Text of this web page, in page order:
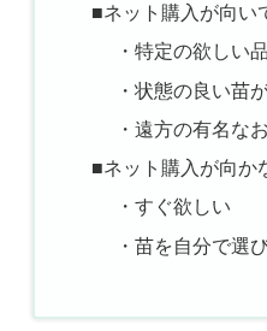
■ネット購入が向い
・特定の欲しい
・状態の良い苗
・遠方の有名な
■ネット購入が向か
・すぐ欲しい
・苗を自分で選